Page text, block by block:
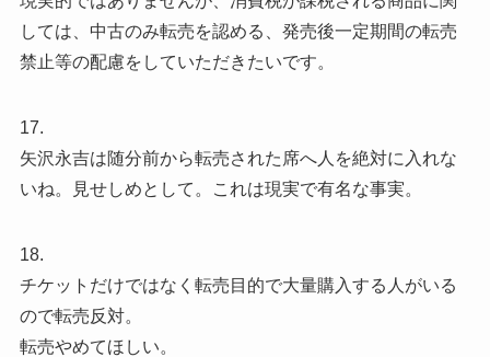
しては、中古のみ転売を認める、発売後一定期間の転売
禁止等の配慮をしていただきたいです。
17.
矢沢永吉は随分前から転売された席へ人を絶対に入れな
いね。見せしめとして。これは現実で有名な事実。
18.
チケットだけではなく転売目的で大量購入する人がいる
ので転売反対。
転売やめてほしい。